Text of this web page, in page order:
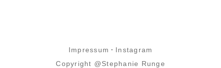
Impressum · Instagram
Copyright @Stephanie Runge